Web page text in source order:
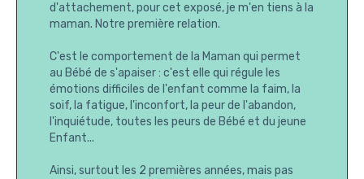
d'attachement, pour cet exposé, je m'en tiens à la
maman. Notre première relation.
C'est le comportement de la Maman qui permet
au Bébé de s'apaiser : c'est elle qui régule les
émotions difficiles de l'enfant comme la faim, la
soif, la fatigue, l'inconfort, la peur de l'abandon,
l'inquiétude, toutes les peurs de Bébé et du jeune
Enfant...
Ainsi, surtout les 2 premières années, mais pas